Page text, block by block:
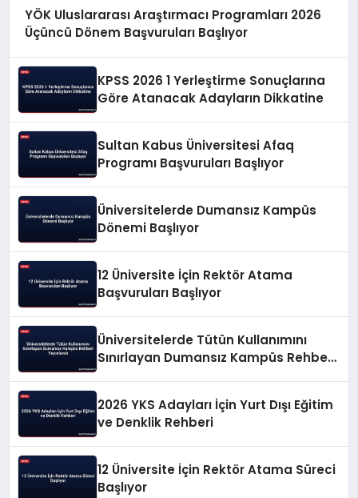
YÖK Uluslararası Araştırmacı Programları 2026
Üçüncü Dönem Başvuruları Başlıyor
KPSS 2026 1 Yerleştirme Sonuçlarına
Göre Atanacak Adayların Dikkatine
Sultan Kabus Üniversitesi Afaq
Programı Başvuruları Başlıyor
Üniversitelerde Dumansız Kampüs
Dönemi Başlıyor
12 Üniversite İçin Rektör Atama
Başvuruları Başlıyor
Üniversitelerde Tütün Kullanımını
Sınırlayan Dumansız Kampüs Rehberi
2026 YKS Adayları İçin Yurt Dışı Eğitim
ve Denklik Rehberi
12 Üniversite İçin Rektör Atama Süreci
Başlıyor